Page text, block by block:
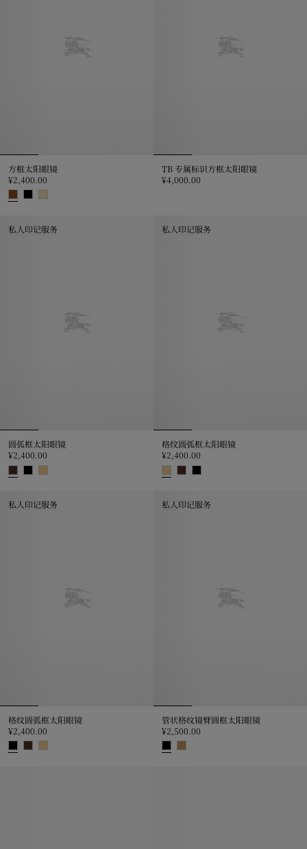
方框太阳眼镜
¥2,400.00
TB 专属标识方框太阳眼镜
¥4,000.00
私人印记服务
圆弧框太阳眼镜
¥2,400.00
私人印记服务
格纹圆弧框太阳眼镜
¥2,400.00
私人印记服务
格纹圆弧框太阳眼镜
¥2,400.00
私人印记服务
管状格纹镜臂圆框太阳眼镜
¥2,500.00